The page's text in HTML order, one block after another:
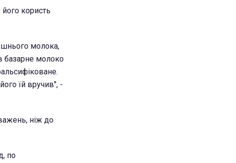
користь
молока,
базарне молоко
їй вручив", -
ніж до
по